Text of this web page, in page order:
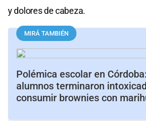
y dolores de cabeza.
MIRÁ TAMBIÉN
Polémica escolar en
alumnos terminaron
consumir brownies con